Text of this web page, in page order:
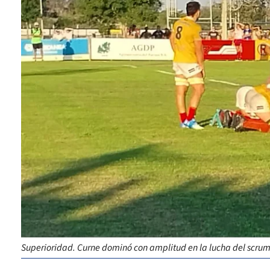
Superioridad. Curne dominó con amplitud en la lucha del